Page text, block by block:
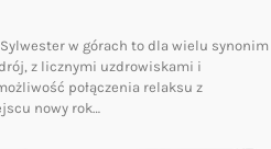
w górach to dla wielu synonim
z licznymi uzdrowiskami i
połączenia relaksu z
nowy rok…